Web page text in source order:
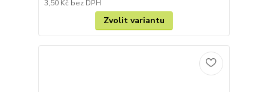
3,50 Kč bez DPH
Zvolit variantu